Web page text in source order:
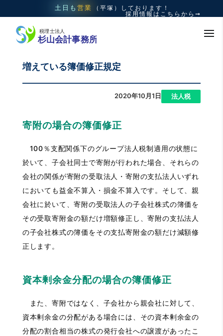
土日も 営業 （平塚）
しております！
採用情報はこちらから➞
増えている簿価修正規定
2020年10月1日 法人税
寄附の場合の簿価修正
100％支配関係下のグループ法人税制適用の状態に
於いて、子会社同士で寄附が行われた場合、それらの
会社の関係が寄附の受取法人・寄附の支払法人いずれ
においても益金不算入・損金不算入です。そして、親
会社に於いて、寄附の受取法人の子会社株式の簿価を
その受取寄附金の額だけ増額修正し、寄附の支払法人
の子会社株式の簿価をその支払寄附金の額だけ減額修
正します。
資本剰余金分配の場合の簿価修正
また、寄附ではなく、子会社から親会社に対して、
資本剰余金の分配がある場合には、その資本剰余金の
分配の割合相当の株式の発行会社への譲渡があったこ